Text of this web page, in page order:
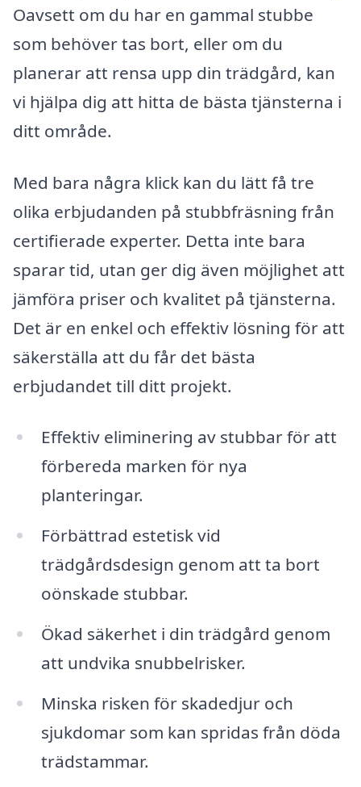
Oavsett om du har en gammal stubbe
som behöver tas bort, eller om du
planerar att rensa upp din trädgård, kan
vi hjälpa dig att hitta de bästa tjänsterna i
ditt område.
Med bara några klick kan du lätt få tre
olika erbjudanden på stubbfräsning från
certifierade experter. Detta inte bara
sparar tid, utan ger dig även möjlighet att
jämföra priser och kvalitet på tjänsterna.
Det är en enkel och effektiv lösning för att
säkerställa att du får det bästa
erbjudandet till ditt projekt.
Effektiv eliminering av stubbar för att
förbereda marken för nya
planteringar.
Förbättrad estetisk vid
trädgårdsdesign genom att ta bort
oönskade stubbar.
Ökad säkerhet i din trädgård genom
att undvika snubbelrisker.
Minska risken för skadedjur och
sjukdomar som kan spridas från döda
trädstammar.